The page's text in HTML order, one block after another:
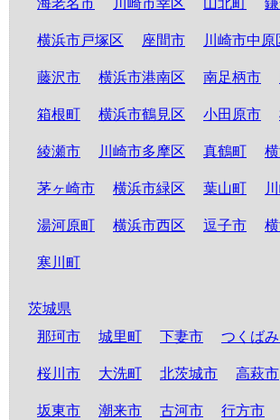
海老名市 川崎市幸区 山北町
横浜市戸塚区 座間市 川崎市中原
藤沢市 横浜市港南区 南足柄市
箱根町 横浜市鶴見区 小田原市
綾瀬市 川崎市多摩区 真鶴町
茅ヶ崎市 横浜市緑区 葉山町
湯河原町 横浜市西区 逗子市
寒川町
茨城県
那珂市
城里町 下妻市 つくば
桜川市 大洗町 北茨城市 高萩市
坂東市 潮来市 古河市 行方市